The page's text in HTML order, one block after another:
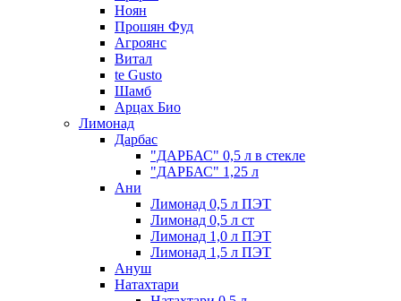
Ноян
Прошян Фуд
Агроянс
Витал
te Gusto
Шамб
Арцах Био
Лимонад
Дарбас
"ДАРБАС" 0,5 л в стекле
"ДАРБАС" 1,25 л
Ани
Лимонад 0,5 л ПЭТ
Лимонад 0,5 л ст
Лимонад 1,0 л ПЭТ
Лимонад 1,5 л ПЭТ
Ануш
Натахтари